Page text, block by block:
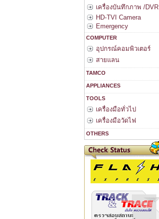
เครื่องบันทึกภาพ /DVR
HD-TVI Camera
Emergency
COMPUTER
อุปกรณ์คอมพิวเตอร์
สายแลน
TAMCO
APPLIANCES
TOOLS
เครื่องมือทั่วไป
เครื่องมือวัดไฟ
OTHERS